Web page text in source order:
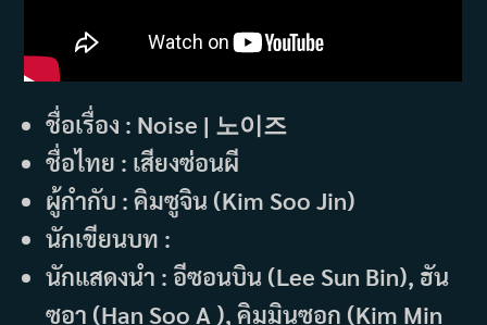
ชื่อเรื่อง : Noise | 노이즈
ชื่อไทย : เสียงซ่อนผี
ผู้กำกับ : คิมซูจิน (Kim Soo Jin)
นักเขียนบท :
นักแสดงนำ : อีซอนบิน (Lee Sun Bin), ฮัน
ซูอา (Han Soo A ), คิมมินซอก (Kim Min